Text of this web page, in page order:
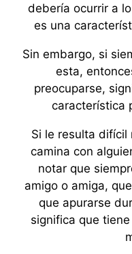
debería ocurrir a
es una
Sin embargo, si
esta,
preocuparse,
característica
Si le resulta
camina con
notar que
amigo o amiga,
que apurarse
significa que